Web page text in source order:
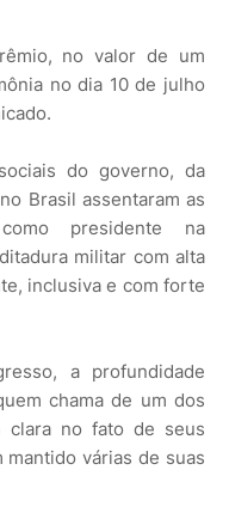
no valor de um
no dia 10 de julho
do governo, da
Brasil assentaram as
presidente na
militar com alta
inclusiva e com forte
a profundidade
chama de um dos
clara no fato de seus
várias de suas